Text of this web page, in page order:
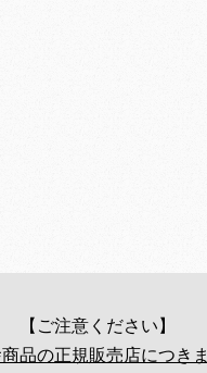
【ご注意ください】
品の正規販売店につき